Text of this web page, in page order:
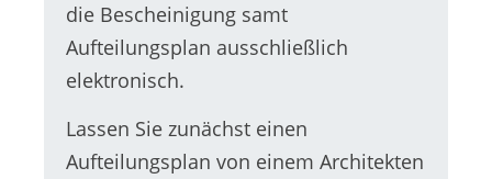
die Bescheinigung samt
Aufteilungsplan ausschließlich
elektronisch.
Lassen Sie zunächst einen
Aufteilungsplan von einem Architekten